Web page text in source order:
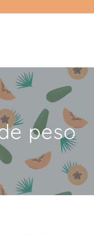
peso